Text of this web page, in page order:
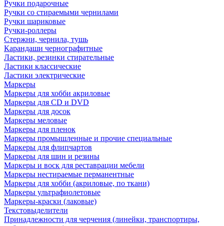
Ручки подарочные
Ручки со стираемыми чернилами
Ручки шариковые
Ручки-роллеры
Стержни, чернила, тушь
Карандаши чернографитные
Ластики, резинки стирательные
Ластики классические
Ластики электрические
Маркеры
Маркеры для хобби акриловые
Маркеры для CD и DVD
Маркеры для досок
Маркеры меловые
Маркеры для пленок
Маркеры промышленные и прочие специальные
Маркеры для флипчартов
Маркеры для шин и резины
Маркеры и воск для реставрации мебели
Маркеры нестираемые перманентные
Маркеры для хобби (акриловые, по ткани)
Маркеры ультрафиолетовые
Маркеры-краски (лаковые)
Текстовыделители
Принадлежности для черчения (линейки, транспортиры,